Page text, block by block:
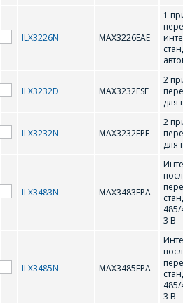
ILX3226N MAX3226EAE
1
ILX3232D MAX3232ESE
2
для
ILX3232N MAX3232EPE
2
для
ILX3483N MAX3483EPA
3 В
ILX3485N MAX3485EPA
3 В
вопросам
и сроков
Фамилия Имя*
*
E-mail
Интересующий